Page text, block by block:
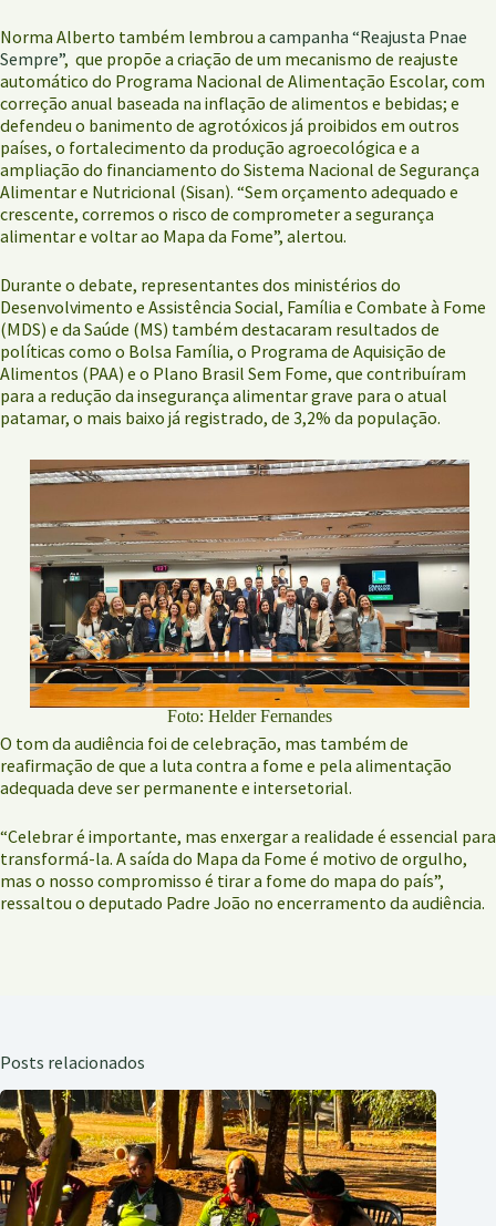
Norma Alberto também lembrou a campanha “Reajusta Pnae
Sempre”, que propõe a criação de um mecanismo de reajuste
automático do Programa Nacional de Alimentação Escolar, com
correção anual baseada na inflação de alimentos e bebidas; e
defendeu o banimento de agrotóxicos já proibidos em outros
países, o fortalecimento da produção agroecológica e a
ampliação do financiamento do Sistema Nacional de Segurança
Alimentar e Nutricional (Sisan). “Sem orçamento adequado e
crescente, corremos o risco de comprometer a segurança
alimentar e voltar ao Mapa da Fome”, alertou.
Durante o debate, representantes dos ministérios do
Desenvolvimento e Assistência Social, Família e Combate à Fome
(MDS) e da Saúde (MS) também destacaram resultados de
políticas como o Bolsa Família, o Programa de Aquisição de
Alimentos (PAA) e o Plano Brasil Sem Fome, que contribuíram
para a redução da insegurança alimentar grave para o atual
patamar, o mais baixo já registrado, de 3,2% da população.
Foto: Helder Fernandes
O tom da audiência foi de celebração, mas também de
reafirmação de que a luta contra a fome e pela alimentação
adequada deve ser permanente e intersetorial.
“Celebrar é importante, mas enxergar a realidade é essencial para
transformá-la. A saída do Mapa da Fome é motivo de orgulho,
mas o nosso compromisso é tirar a fome do mapa do país”,
ressaltou o deputado Padre João no encerramento da audiência.
Posts relacionados